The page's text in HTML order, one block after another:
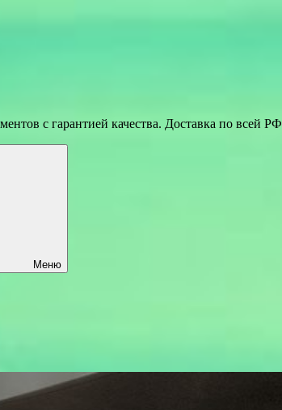
с гарантией качества. Доставка по всей РФ
Меню